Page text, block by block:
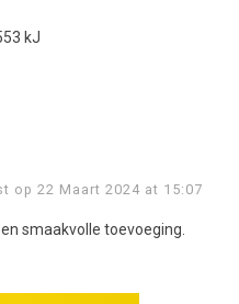
kJ
op 22 Maart 2024 at 15:07
smaakvolle toevoeging.